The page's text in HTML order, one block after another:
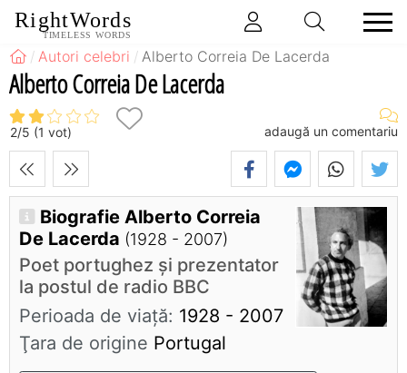
RightWords
TIMELESS WORDS
Autori celebri Alberto Correia De Lacerda
Alberto Correia De Lacerda
2/5 (1 vot) adaugă un comentariu
Biografie Alberto Correia
De Lacerda (1928 - 2007)
Poet portughez și prezentator
la postul de radio BBC
Perioada de viaţă: 1928 - 2007
Ţara de origine Portugal